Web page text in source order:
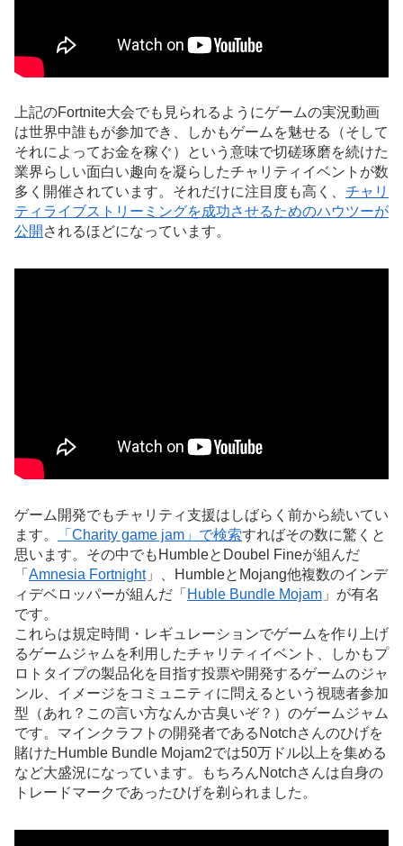
上記のFortnite大会でも見られるようにゲームの実況動画
は世界中誰もが参加でき、しかもゲームを魅せる（そして
それによってお金を稼ぐ）という意味で切磋琢磨を続けた
業界らしい面白い趣向を凝らしたチャリティイベントが数
多く開催されています。それだけに注目度も高く、 チャリ
ティライブストリーミングを成功させるためのハウツーが
公開 されるほどになっています。
ゲーム開発でもチャリティ支援はしばらく前から続いてい
ます。
「Charity game jam」で検索すればその数に驚くと
思います。その中でもHumbleとDoubel Fineが組んだ
「 Amnesia Fortnight」、HumbleとMojang他複数のインデ
ィデベロッパーが組んだ「 Huble Bundle Mojam 」が有名
です。
これらは規定時間・レギュレーションでゲームを作り上げ
るゲームジャムを利用したチャリティイベント、しかもプ
ロトタイプの製品化を目指す投票や開発するゲームのジャ
ンル、イメージをコミュニティに問えるという視聴者参加
型（あれ？この言い方なんか古臭いぞ？）のゲームジャム
です。マインクラフトの開発者であるNotchさんのひげを
賭けたHumble Bundle Mojam2では50万ドル以上を集める
など大盛況になっています。もちろんNotchさんは自身の
トレードマークであったひげを剃られました。